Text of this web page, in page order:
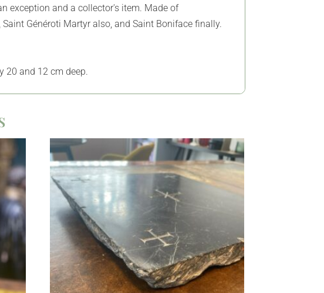
exception and a collector's item. Made of
Généroti Martyr also, and Saint Boniface finally.
20 and 12 cm deep.